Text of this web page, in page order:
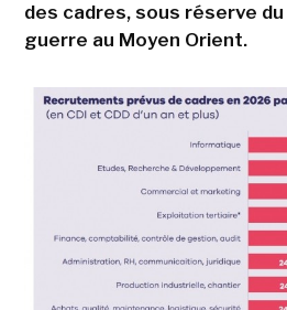
des cadres, sous réserve
guerre au Moyen Orient.